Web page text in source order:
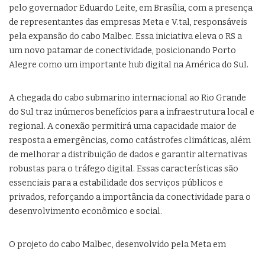
pelo governador Eduardo Leite, em Brasília, com a presença
de representantes das empresas Meta e V.tal, responsáveis
pela expansão do cabo Malbec. Essa iniciativa eleva o RS a
um novo patamar de conectividade, posicionando Porto
Alegre como um importante hub digital na América do Sul.
A chegada do cabo submarino internacional ao Rio Grande
do Sul traz inúmeros benefícios para a infraestrutura local e
regional. A conexão permitirá uma capacidade maior de
resposta a emergências, como catástrofes climáticas, além
de melhorar a distribuição de dados e garantir alternativas
robustas para o tráfego digital. Essas características são
essenciais para a estabilidade dos serviços públicos e
privados, reforçando a importância da conectividade para o
desenvolvimento econômico e social.
O projeto do cabo Malbec, desenvolvido pela Meta em